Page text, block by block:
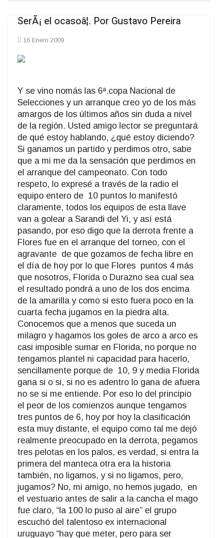
SerÃ¡ el ocasoâ¦. Por Gustavo Pereira
16 Enero 2009
Y se vino nomás las 6ª.copa Nacional de
Selecciones y un arranque creo yo de los más
amargos de los últimos años sin duda a nivel
de la región. Usted amigo lector se preguntará
de qué estoy hablando, ¿qué estoy diciendo?
Si ganamos un partido y perdimos otro, sabe
que a mi me da la sensación que perdimos en
el arranque del campeonato. Con todo
respeto, lo expresé a través de la radio el
equipo entero de 10 puntos lo manifestó
claramente, todos los equipos de esta llave
van a golear a Sarandi del Yi, y así está
pasando, por eso digo que la derrota frente a
Flores fue en el arranque del torneo, con el
agravante de que gozamos de fecha libre en
el día de hoy por lo que Flores puntos 4 más
que nosotros, Florida o Durazno sea cual sea
el resultado pondrá a uno de los dos encima
de la amarilla y como si esto fuera poco en la
cuarta fecha jugamos en la piedra alta.
Conocemos que a menos que suceda un
milagro y hagamos los goles de arco a arco es
casi imposible sumar en Florida, no porque no
tengamos plantel ni capacidad para hacerlo,
sencillamente porque de 10, 9 y media Florida
gana si o si, si no es adentro lo gana de afuera
no se si me entiende. Por eso lo del principio
el peor de los comienzos aunque tengamos
tres puntos de 6, hoy por hoy la clasificación
esta muy distante, el equipo como tal me dejó
realmente preocupado en la derrota, pegamos
tres pelotas en los palos, es verdad, si entra la
primera del manteca otra era la historia
también, no ligamos, y si no ligamos, pero,
jugamos? No, mi amigo, no hemos jugado, en
el vestuario antes de salir a la cancha el mago
fue claro, “la 100 lo puso al aire” el grupo
escuchó del talentoso ex internacional
uruguayo “hay que meter, pero para ser